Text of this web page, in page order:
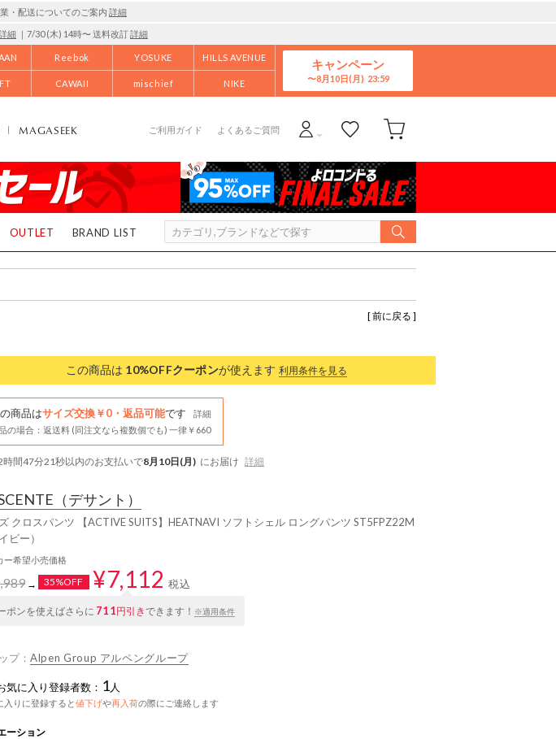
・配送についてのご案内 詳細
細 ｜7/30 (木) 14時〜 送料改訂詳細
Reebok YOSUKE HILLS AVENUE
CAWAII mischief NIKE
キャンペーン
8月10日(月)
MAGASEEK ご利用ガイド よくあるご質問
OUTLET BRAND LIST
[ 前に戻る ]
この商品は 10%OFFクーポンが使えます 利用条件を見る
商品はサイズ交換￥0・返品可能です
詳細
の場合：返送料 (同注文なら複数個でも) 一律￥660
時間47分21秒以内のお支払いで8月10日(月) にお届け 詳細
（デサント）
クロスパンツ 【ACTIVE SUITS】HEATNAVI ソフトシェル ロングパンツ ST5FPZ22M
ビー）
ー希望小売価格
→ 35%OFF ¥7,112 税込
ポンを使えばさらに 711円引きできます！ ※適用条件
プ： Alpen Group アルペングループ
気に入り登録者数： 1人
入りに登録すると値下げや再入荷の際にご連絡します
ーション